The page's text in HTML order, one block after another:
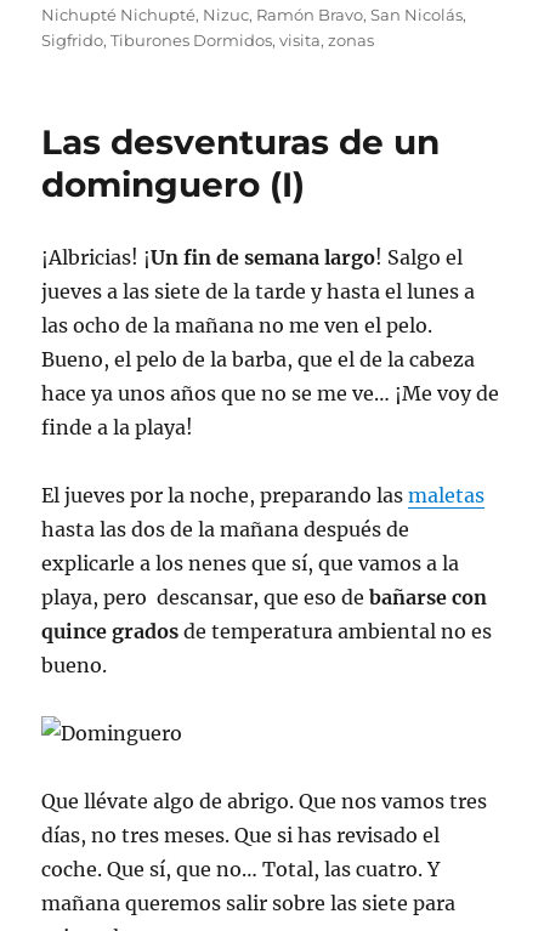
Nichupté Nichupté, Nizuc, Ramón Bravo,San Nicolás,
Sigfrido,Tiburones Dormidos,visita,zonas
Las desventuras de un
dominguero (I)
¡Albricias! ¡Un fin de semana largo! Salgo el
jueves a las siete de la tarde y hasta el lunes a
las ocho de la mañana no me ven el pelo.
Bueno, el pelo de la barba, que el de la cabeza
hace ya unos años que no se me ve… ¡Me voy de
finde a la playa!
El jueves por la noche, preparando lasmaletas
hasta las dos de la mañana después de
explicarle a los nenes que sí, que vamos a la
playa, pero descansar, que eso debañarse con
quince grados de temperatura ambiental no es
bueno.
Que llévate algo de abrigo. Que nos vamos tres
días, no tres meses. Que si has revisado el
coche. Que sí, que no… Total, las cuatro. Y
mañana queremos salir sobre las siete para